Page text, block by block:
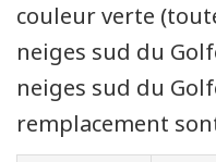
couleur verte
neiges sud du
neiges sud du
remplacement